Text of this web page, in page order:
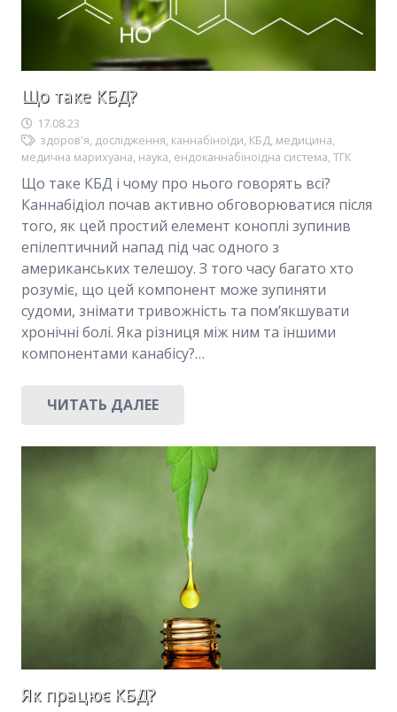
Що таке КБД?
17.08.23
здоров'я, дослідження, каннабіноїди, КБД, медицина,
медична марихуана, наука, ендоканнабіноідна система, ТГК
Що таке КБД і чому про нього говорять всі?
Каннабідіол почав активно обговорюватися після
того, як цей простий елемент коноплі зупинив
епілептичний напад під час одного з
американських телешоу. З того часу багато хто
розуміє, що цей компонент може зупиняти
судоми, знімати тривожність та пом’якшувати
хронічні болі. Яка різниця між ним та іншими
компонентами канабісу?…
ЧИТАТЬ ДАЛЕЕ
Як працює КБД?